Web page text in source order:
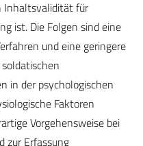
Inhaltsvalidität für
ist. Die Folgen sind eine
und eine geringere
in der psychologischen
Faktoren
Vorgehensweise bei
zur Erfassung